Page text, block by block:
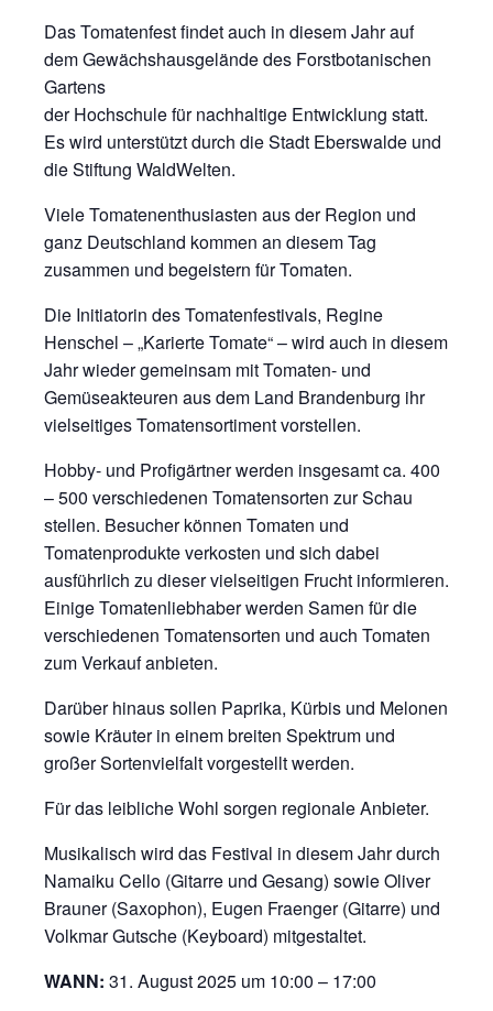
Das Tomatenfest findet auch in diesem Jahr auf
dem Gewächshausgelände des Forstbotanischen
Gartens
der Hochschule für nachhaltige Entwicklung statt.
Es wird unterstützt durch die Stadt Eberswalde und
die Stiftung WaldWelten.
Viele Tomatenenthusiasten aus der Region und
ganz Deutschland kommen an diesem Tag
zusammen und begeistern für Tomaten.
Die Initiatorin des Tomatenfestivals, Regine
Henschel – „Karierte Tomate“ – wird auch in diesem
Jahr wieder gemeinsam mit Tomaten- und
Gemüseakteuren aus dem Land Brandenburg ihr
vielseitiges Tomatensortiment vorstellen.
Hobby- und Profigärtner werden insgesamt ca. 400
– 500 verschiedenen Tomatensorten zur Schau
stellen. Besucher können Tomaten und
Tomatenprodukte verkosten und sich dabei
ausführlich zu dieser vielseitigen Frucht informieren.
Einige Tomatenliebhaber werden Samen für die
verschiedenen Tomatensorten und auch Tomaten
zum Verkauf anbieten.
Darüber hinaus sollen Paprika, Kürbis und Melonen
sowie Kräuter in einem breiten Spektrum und
großer Sortenvielfalt vorgestellt werden.
Für das leibliche Wohl sorgen regionale Anbieter.
Musikalisch wird das Festival in diesem Jahr durch
Namaiku Cello (Gitarre und Gesang) sowie Oliver
Brauner (Saxophon), Eugen Fraenger (Gitarre) und
Volkmar Gutsche (Keyboard) mitgestaltet.
WANN: 31. August 2025 um 10:00 – 17:00